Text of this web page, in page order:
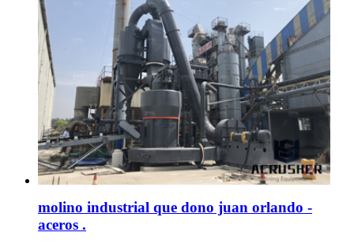
molino industrial que dono juan orlando -
aceros .